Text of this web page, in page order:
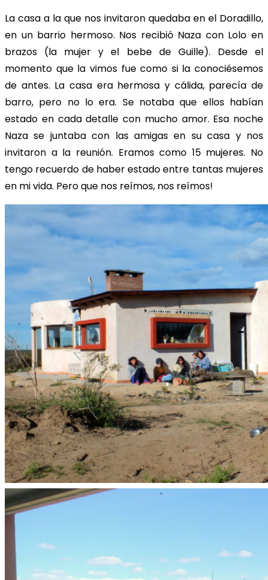
La casa a la que nos invitaron quedaba en el Doradillo,
en un barrio hermoso. Nos recibió Naza con Lolo en
brazos (la mujer y el bebe de Guille). Desde el
momento que la vimos fue como si la conociésemos
de antes. La casa era hermosa y cálida, parecía de
barro, pero no lo era. Se notaba que ellos habían
estado en cada detalle con mucho amor. Esa noche
Naza se juntaba con las amigas en su casa y nos
invitaron a la reunión. Eramos como 15 mujeres. No
tengo recuerdo de haber estado entre tantas mujeres
en mi vida. Pero que nos reímos, nos reímos!